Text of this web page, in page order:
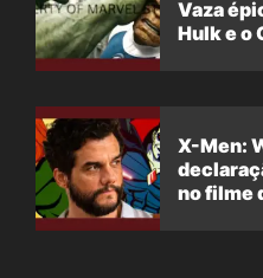
Vaza
Hulk e o
X-Men:
no filme